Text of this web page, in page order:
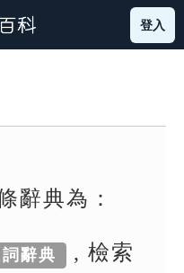
登入
辭典為：
辭典 , 檢索